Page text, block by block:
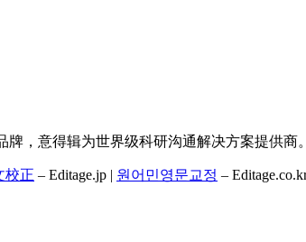
牌，意得辑为世界级科研沟通解决方案提供商
校正 – Editage.jp | 원어민영문교정 –